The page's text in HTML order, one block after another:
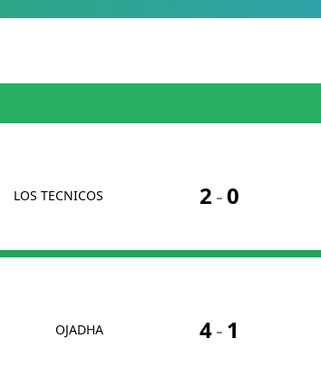
LOS TECNICOS 2-0
OJADHA 4-1